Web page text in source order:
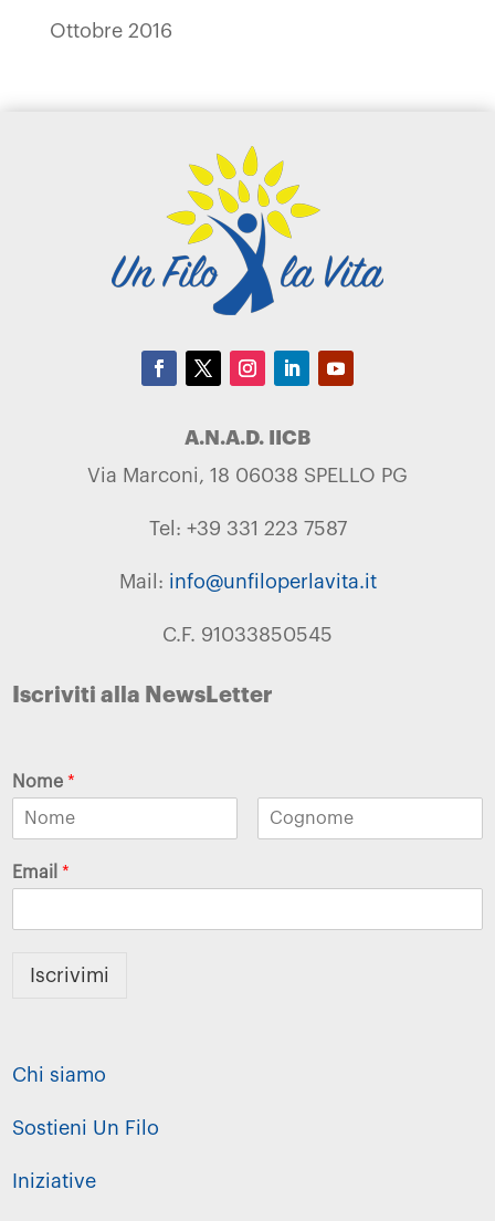
Ottobre 2016
A.N.A.D. IICB
Via Marconi, 18 06038 SPELLO PG
Tel: +39 331 223 7587
Mail: info@unfiloperlavita.it
C.F. 91033850545
Iscriviti alla NewsLetter
Nome*
Email*
Iscrivimi
Chi siamo
Sostieni Un Filo
Iniziative